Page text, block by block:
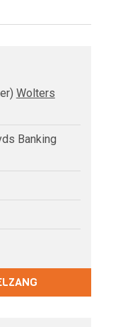
Wolters
Banking